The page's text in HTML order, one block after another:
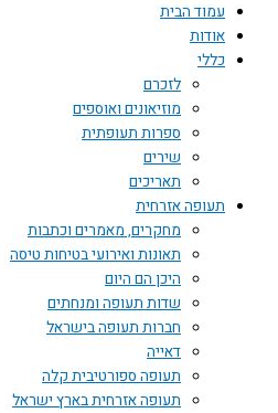
עמוד הבית
אודות
כללי
לזכרם
מוזיאונים ואוספים
ספרות תעופתית
שירים
תאריכים
תעופה אזרחית
מחקרים, מאמרים וכתבות
תאונות ואירועי בטיחות טיסה
היכן הם היום
שדות תעופה ומנחתים
חברות תעופה בישראל
דאייה
תעופה ספורטיבית קלה
תעופה אזרחית בארץ ישראל